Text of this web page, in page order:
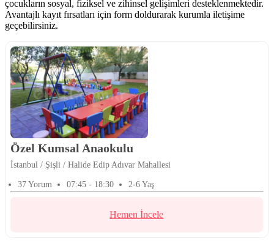
çocukların sosyal, fiziksel ve zihinsel gelişimleri desteklenmektedir.
Avantajlı kayıt fırsatları için form doldurarak kurumla iletişime
geçebilirsiniz.
Özel Kumsal Anaokulu
İstanbul / Şişli / Halide Edip Adıvar Mahallesi
37 Yorum 07:45 - 18:30 2-6 Yaş
Hemen İncele